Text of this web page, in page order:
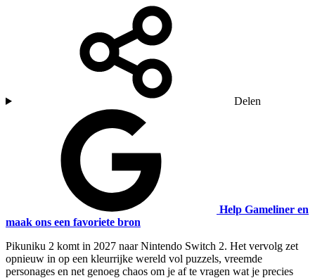
Delen
Help Gameliner en
maak ons een favoriete bron
Pikuniku 2 komt in 2027 naar Nintendo Switch 2. Het vervolg zet
opnieuw in op een kleurrijke wereld vol puzzels, vreemde
personages en net genoeg chaos om je af te vragen wat je precies